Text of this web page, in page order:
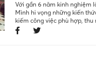
Với gần 6 năm kinh nghiệm
Mình hi vọng những kiến
kiếm công việc phù hợp, thu